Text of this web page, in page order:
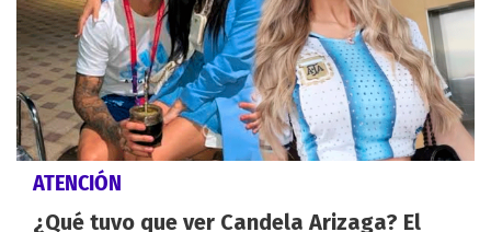
ATENCIÓN
¿Qué tuvo que ver Candela Arizaga? El